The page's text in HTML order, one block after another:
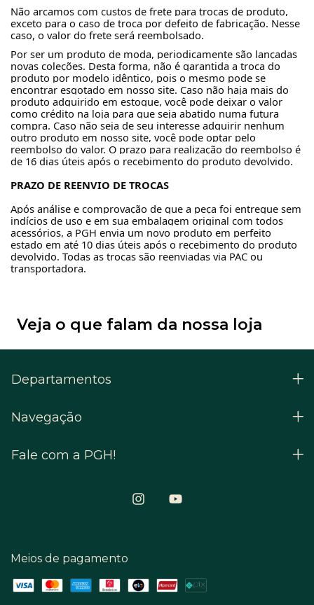
Não arcamos com custos de frete para trocas de produto,
exceto para o caso de troca por defeito de fabricação. Nesse
caso, o valor do frete será reembolsado.
Por ser um produto de moda, periodicamente são lançadas
novas coleções. Desta forma, não é garantida a troca do
produto por modelo idêntico, pois o mesmo pode se
encontrar esgotado em nosso site. Caso não haja mais do
produto adquirido em estoque, você pode deixar o valor
como crédito na loja para que seja abatido numa futura
compra. Caso não seja de seu interesse adquirir nenhum
outro produto em nosso site, você pode optar pelo
reembolso do valor. O prazo para realização do reembolso é
de 16 dias úteis após o recebimento do produto devolvido.
PRAZO DE REENVIO DE TROCAS
Após análise e comprovação de que a peça foi entregue sem
indícios de uso e em sua embalagem original com todos
acessórios, a PGH envia um novo produto em perfeito
estado em até 10 dias úteis após o recebimento do produto
devolvido. Todas as trocas são reenviadas via PAC ou
transportadora.
Veja o que falam da nossa loja
Departamentos
Navegação
Fale com a PGH!
Meios de pagamento